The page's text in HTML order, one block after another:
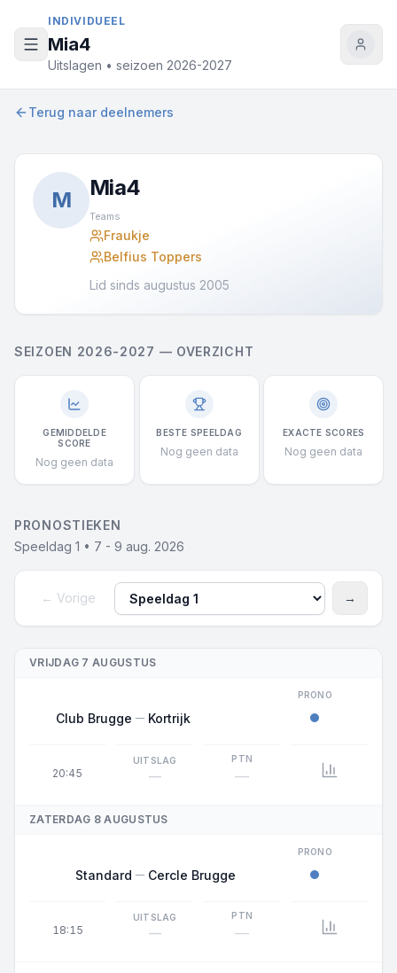
INDIVIDUEEL
Mia4
Uitslagen • seizoen 2026-2027
Terug naar deelnemers
M Mia4
Teams
Fraukje
Belfius Toppers
Lid sinds augustus 2005
SEIZOEN 2026-2027 — OVERZICHT
GEMIDDELDE
SCORE
Nog geen data
BESTE SPEELDAG
Nog geen data
EXACTE SCORES
Nog geen data
PRONOSTIEKEN
Speeldag 1 • 7 - 9 aug. 2026
← Vorige
→
VRIJDAG 7 AUGUSTUS
20:45
Club Brugge Kortrijk
PRONO
UITSLAG
—
PTN
—
ZATERDAG 8 AUGUSTUS
18:15
Standard Cercle Brugge
PRONO
UITSLAG
—
PTN
—